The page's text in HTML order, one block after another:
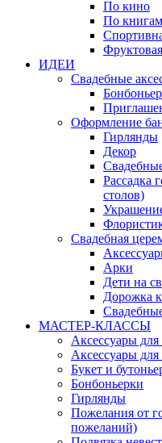
По кино
По книгам
Фруктовая
ИДЕИ
Свадебные
Оформление
Гирлянды
Декор
Рассадка
столов)
Свадебная
Арки
Дети на
Дорожка
МАСТЕР-КЛАССЫ
Аксессуары для
Аксессуары
Букет и
Бонбоньерки
Гирлянды
Пожелания от
пожеланий)